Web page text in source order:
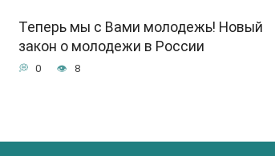
Теперь мы с Вами молодежь! Новый
закон о молодежи в России
0 8